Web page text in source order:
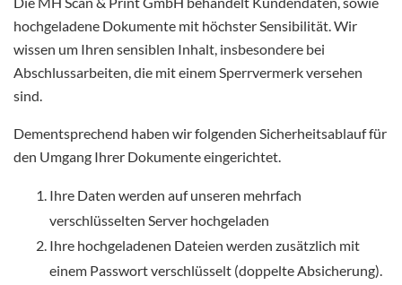
hochgeladene Dokumente mit höchster Sensibilität. Wir
wissen um Ihren sensiblen Inhalt, insbesondere bei
Abschlussarbeiten, die mit einem Sperrvermerk versehen
sind.
Dementsprechend haben wir folgenden Sicherheitsablauf für
den Umgang Ihrer Dokumente eingerichtet.
Ihre Daten werden auf unseren mehrfach
verschlüsselten Server hochgeladen
Ihre hochgeladenen Dateien werden zusätzlich mit
einem Passwort verschlüsselt (doppelte Absicherung).